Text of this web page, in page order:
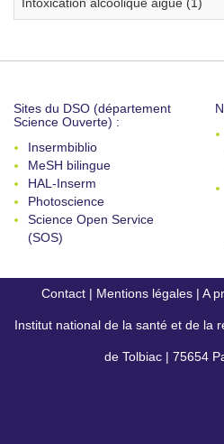
Sites du DSO (département
Science Ouverte) :
Insermbiblio
MeSH bilingue
HAL-Inserm
Photoscience
Science Open Service
(SOS)
Contact | Mentions légales | A
Institut national de la santé et de la
de Tolbiac | 75654